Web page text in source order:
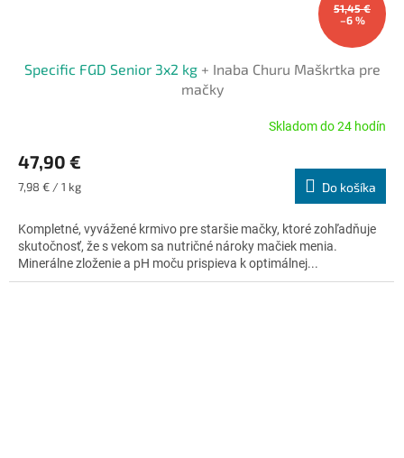
51,45 €
–6 %
Specific FGD Senior 3x2 kg + Inaba Churu Maškrtka pre
mačky
produktu
je
5,0
5
hviezdičiek.
Skladom do 24 hodín
47,90 €
Jednotková
7,98 € / 1 kg Do košíka
Kompletné, vyvážené krmivo pre staršie mačky, ktoré zohľadňuje
skutočnosť, že s vekom sa nutričné nároky mačiek menia.
Minerálne zloženie a pH moču prispieva k optimálnej...